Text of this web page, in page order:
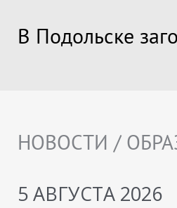
В Подольске
НОВОСТИ /
5 АВГУСТА 2026